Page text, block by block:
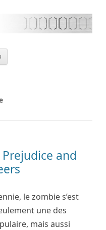
and
le zombie s’est
une des
mais aussi